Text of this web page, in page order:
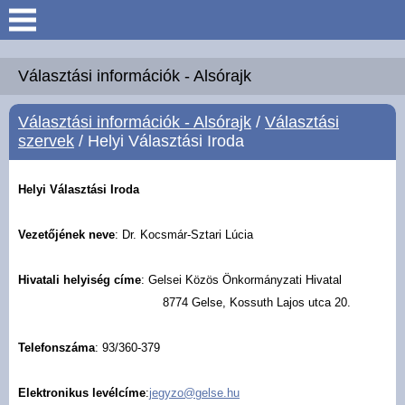
Keresés
Köszöntő
Hírek
Választási információk - Alsórajk
Választási információk - Alsórajk / Választási
szervek / Helyi Választási Iroda
Helyi Választási Iroda
Vezetőjének neve: Dr. Kocsmár-Sztari Lúcia
Hivatali helyiség címe: Gelsei Közös Önkormányzati Hivatal
8774 Gelse, Kossuth Lajos utca 20.
Telefonszáma: 93/360-379
Elektronikus levélcíme:jegyzo@gelse.hu